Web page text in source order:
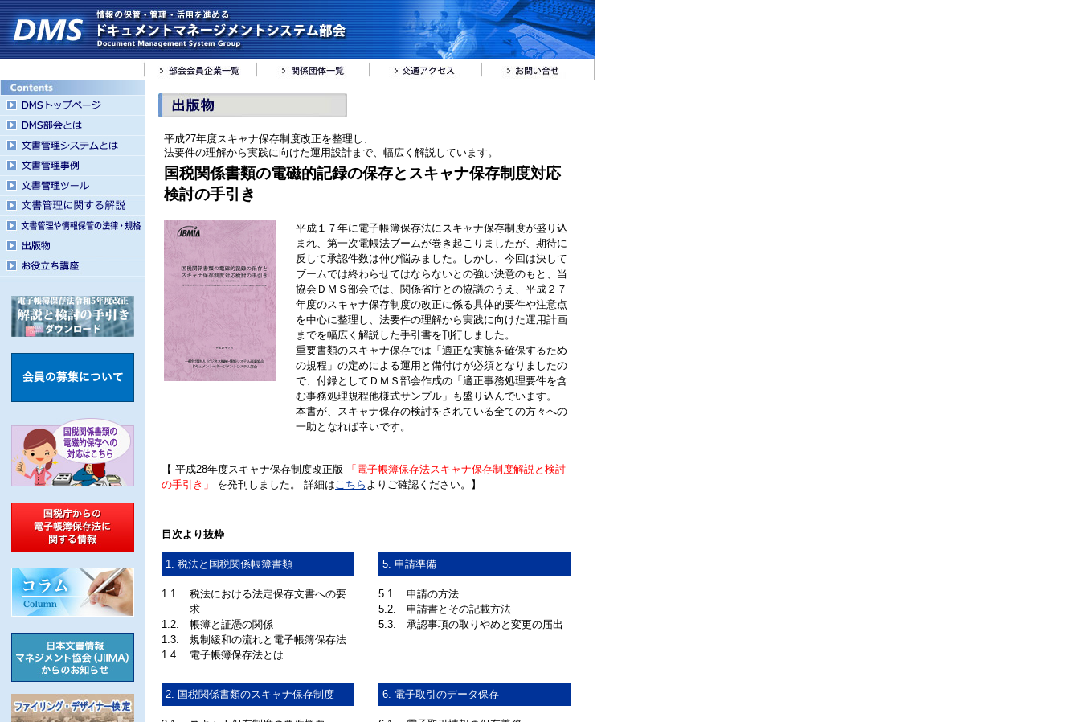
平成27年度スキャナ保存制度改正を整理し、
法要件の理解から実践に向けた運用設計まで、幅広く解説しています。
国税関係書類の電磁的記録の保存とスキャナ保存制度対応
検討の手引き
平成１７年に電子帳簿保存法にスキャナ保存制度が盛り込
まれ、第一次電帳法ブームが巻き起こりましたが、期待に
反して承認件数は伸び悩みました。しかし、今回は決して
ブームでは終わらせてはならないとの強い決意のもと、当
協会ＤＭＳ部会では、関係省庁との協議のうえ、平成２７
年度のスキャナ保存制度の改正に係る具体的要件や注意点
を中心に整理し、法要件の理解から実践に向けた運用計画
までを幅広く解説した手引書を刊行しました。
重要書類のスキャナ保存では「適正な実施を確保するため
の規程」の定めによる運用と備付けが必須となりましたの
で、付録としてＤＭＳ部会作成の「適正事務処理要件を含
む事務処理規程他様式サンプル」も盛り込んでいます。
本書が、スキャナ保存の検討をされている全ての方々への
一助となれば幸いです。
【 平成28年度スキャナ保存制度改正版
「電子帳簿保存法スキャナ保存制度解説と検討
の手引き」
を発刊しました。 詳細は こちら よりご確認ください。】
目次より抜粋
1. 税法と国税関係帳簿書類
1.1. 税法における法定保存文書への要
求
1.2. 帳簿と証憑の関係
1.3. 規制緩和の流れと電子帳簿保存法
1.4. 電子帳簿保存法とは
5. 申請準備
5.1. 申請の方法
5.2. 申請書とその記載方法
5.3. 承認事項の取りやめと変更の届出
2. 国税関係書類のスキャナ保存制度 6. 電子取引のデータ保存